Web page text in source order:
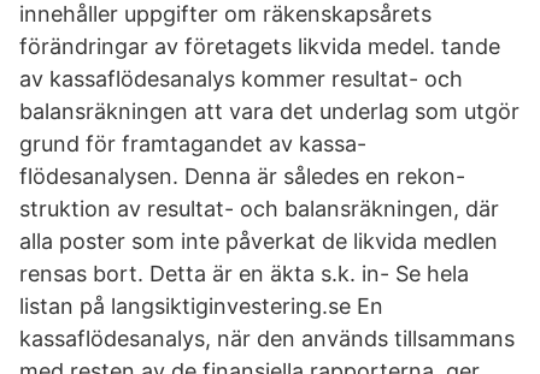
innehåller uppgifter om räkenskapsårets
förändringar av företagets likvida medel. tande
av kassaflödesanalys kommer resultat- och
balansräkningen att vara det underlag som utgör
grund för framtagandet av kassa-
flödesanalysen. Denna är således en rekon-
struktion av resultat- och balansräkningen, där
alla poster som inte påverkat de likvida medlen
rensas bort. Detta är en äkta s.k. in- Se hela
listan på langsiktiginvestering.se En
kassaflödesanalys, när den används tillsammans